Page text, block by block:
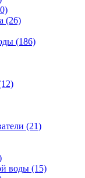
(26)
(186)
(21)
воды (15)